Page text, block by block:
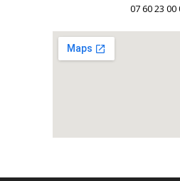
07 60 23 00